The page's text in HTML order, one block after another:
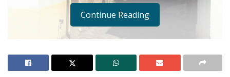
Continue Reading